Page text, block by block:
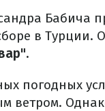
Бабича
в Турции.
погодных
ветром.